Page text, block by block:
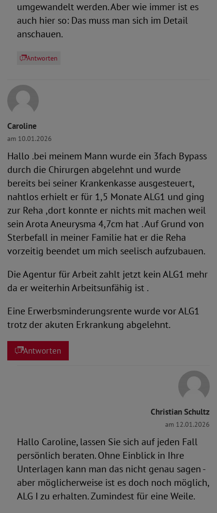
umgewandelt werden. Aber wie immer ist es
auch hier so: Das muss man sich im Detail
anschauen.
Antworten
Caroline
am 10.01.2026
Hallo .bei meinem Mann wurde ein 3fach Bypass
durch die Chirurgen abgelehnt und wurde
bereits bei seiner Krankenkasse ausgesteuert,
nahtlos erhielt er für 1,5 Monate ALG1 und ging
zur Reha ,dort konnte er nichts mit machen weil
sein Arota Aneurysma 4,7cm hat . Auf Grund von
Sterbefall in meiner Familie hat er die Reha
vorzeitig beendet um mich seelisch aufzubauen.
Die Agentur für Arbeit zahlt jetzt kein ALG1 mehr
da er weiterhin Arbeitsunfähig ist .
Eine Erwerbsminderungsrente wurde vor ALG1
trotz der akuten Erkrankung abgelehnt.
Antworten
Christian Schultz
am 12.01.2026
Hallo Caroline, lassen Sie sich auf jeden Fall
persönlich beraten. Ohne Einblick in Ihre
Unterlagen kann man das nicht genau sagen -
aber möglicherweise ist es doch noch möglich,
ALG I zu erhalten. Zumindest für eine Weile.